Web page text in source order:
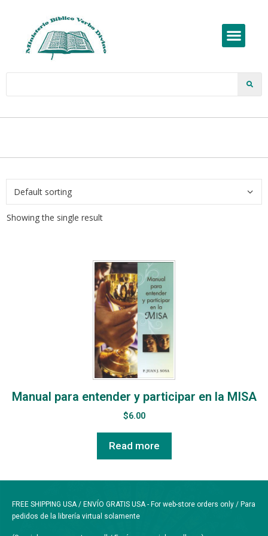
Showing the single result
Manual para entender y participar en la MISA
$6.00
Read more
FREE SHIPPING USA / ENVÍO GRATIS USA - For web-store orders only / Para
pedidos de la librería virtual solamente